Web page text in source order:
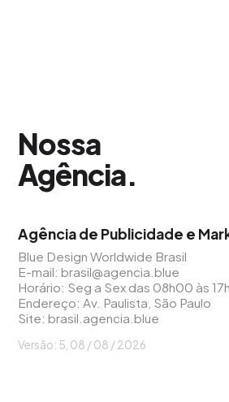
Nossa
Agência.
Agência de Publicidade e
Blue Design Worldwide Brasil
E-mail:brasil@agencia.blue
Horário: Seg a Sex das 08h00 às
Endereço: Av. Paulista, São Paulo
Site:brasil.agencia.blue
Versão: 5, 08 / 08 / 2026